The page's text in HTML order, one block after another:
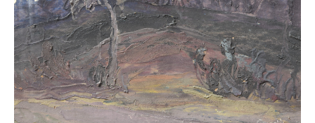
Impressum
Datenschutz
AGB
Widerruf